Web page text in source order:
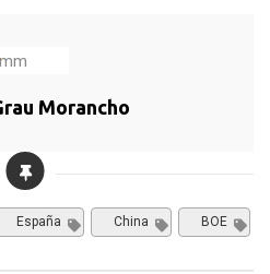
Morancho
BOE
China
España